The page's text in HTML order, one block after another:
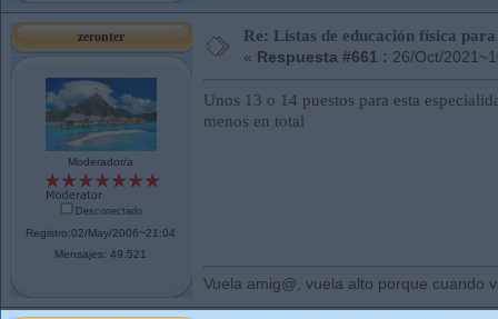
zeronter
Moderador/a
Desconectado
Registro:02/May/2006~21:04
Mensajes: 49.521
Re: Listas de educación física
« Respuesta #661 : 26/Oct/
Unos 13 o 14 puestos para esta
menos en total
Vuela amig@, vuela alto porque cuando